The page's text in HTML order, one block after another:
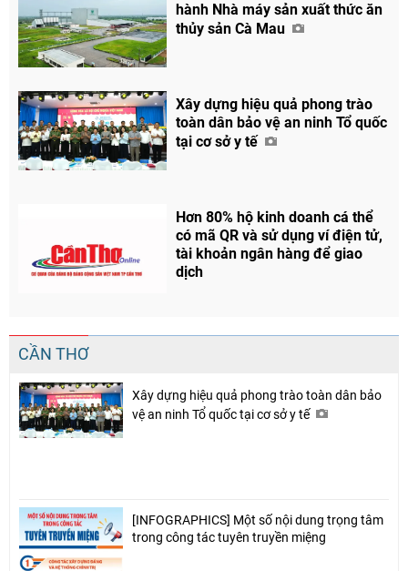
Facebook
hành Nhà máy sản xuất thức ăn
thủy sản Cà Mau
Xây dựng hiệu quả phong trào
toàn dân bảo vệ an ninh Tổ quốc
tại cơ sở y tế
Hơn 80% hộ kinh doanh cá thể
có mã QR và sử dụng ví điện tử,
tài khoản ngân hàng để giao
dịch
CẦN THƠ
Xây dựng hiệu quả phong trào toàn dân bảo
vệ an ninh Tổ quốc tại cơ sở y tế
[INFOGRAPHICS] Một số nội dung trọng tâm
trong công tác tuyên truyền miệng